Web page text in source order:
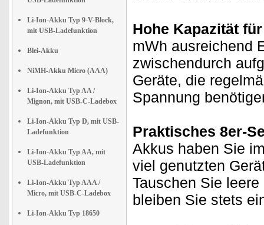
Li-Ion-Akku Typ 9-V-Block,
mit USB-Ladefunktion
Blei-Akku
NiMH-Akku Micro (AAA)
Li-Ion-Akku Typ AA /
Mignon, mit USB-C-Ladebox
Li-Ion-Akku Typ D, mit USB-
Ladefunktion
Li-Ion-Akku Typ AA, mit
USB-Ladefunktion
Li-Ion-Akku Typ AAA /
Micro, mit USB-C-Ladebox
Li-Ion-Akku Typ 18650
Hohe Kapazität
mWh ausreichend
zwischendurch
Geräte, die
Spannung
Praktisches 8er-
Akkus haben Sie
viel genutzten
Tauschen Sie
bleiben Sie stets